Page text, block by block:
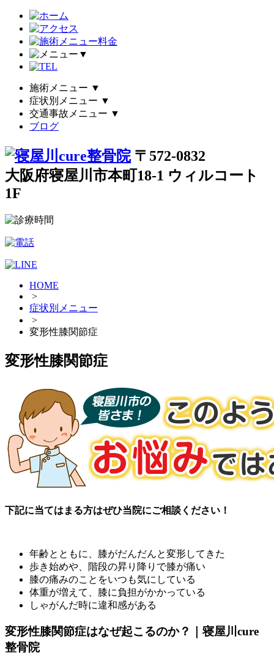
▼
施術メニュー ▼
症状別メニュー ▼
交通事故メニュー ▼
ブログ
〒572-0832
大阪府寝屋川市本町18-1 ウィルコート
1F
HOME
>
症状別メニュー
>
変形性膝関節症
変形性膝関節症
下記に当てはまる方はぜひ当院にご相談ください！
年齢とともに、膝がだんだんと変形してきた
歩き始めや、階段の昇り降りで膝が痛い
膝の痛みのことをいつも気にしている
体重が増えて、膝に負担がかかっている
しゃがんだ時に違和感がある
変形性膝関節症はなぜ起こるのか？｜寝屋川cure
整骨院